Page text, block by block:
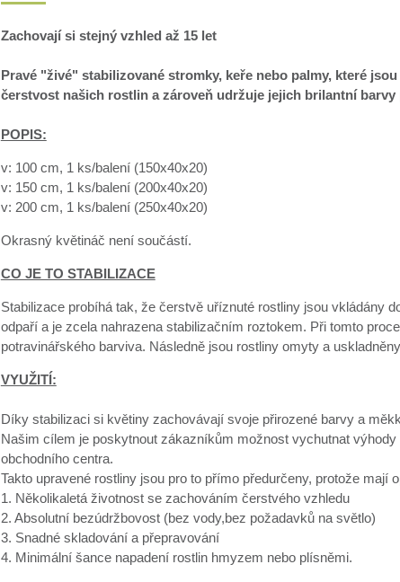
Zachovají si stejný vzhled až 15 let
Pravé "živé" stabilizované stromky, keře nebo palmy, které
čerstvost našich rostlin a zároveň udržuje jejich brilantní barvy
POPIS:
v: 100 cm, 1 ks/balení (150x40x20)
v: 150 cm, 1 ks/balení (200x40x20)
v: 200 cm, 1 ks/balení (250x40x20)
Okrasný květináč není součástí.
CO JE TO STABILIZACE
Stabilizace probíhá tak, že čerstvě uříznuté rostliny jsou vkládány
odpaří a je zcela nahrazena stabilizačním roztokem. Při tomto
potravinářského barviva. Následně jsou rostliny omyty a
VYUŽITÍ:
Díky stabilizaci si květiny zachovávají svoje přirozené barvy a
Našim cílem je poskytnout zákazníkům možnost vychutnat
obchodního centra.
Takto upravené rostliny jsou pro to přímo předurčeny, protože
1. Několikaletá životnost se zachováním čerstvého vzhledu
2. Absolutní bezúdržbovost (bez vody,bez požadavků na světlo)
3. Snadné skladování a přepravování
4. Minimální šance napadení rostlin hmyzem nebo plísněmi.